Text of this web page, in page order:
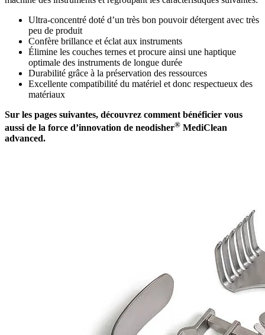
Ultra-concentré doté d’un très bon pouvoir détergent avec très
peu de produit
Confère brillance et éclat aux instruments
Élimine les couches ternes et procure ainsi une haptique
optimale des instruments de longue durée
Durabilité grâce à la préservation des ressources
Excellente compatibilité du matériel et donc respectueux des
matériaux
Sur les pages suivantes, découvrez comment bénéficier vous
aussi de la force d’innovation de neodisher® MediClean
advanced.